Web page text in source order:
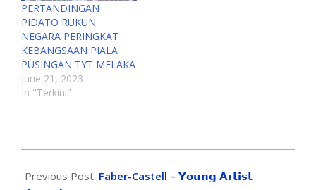
PERTANDINGAN
PIDATO RUKUN
NEGARA PERINGKAT
KEBANGSAAN PIALA
PUSINGAN TYT MELAKA
June 21, 2023
In "Terkini"
Previous Post: Faber-Castell – 𝗬𝗼𝘂𝗻𝗴 𝗔𝗿𝘁𝗶𝘀𝘁